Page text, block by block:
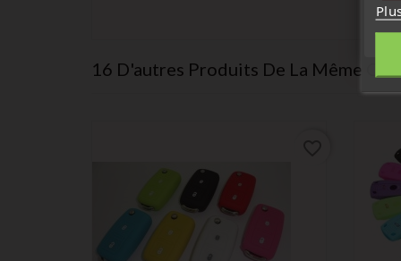
16 D'autres Produits De La Même